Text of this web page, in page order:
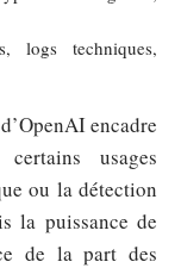
logs techniques,
d’OpenAI encadre
usages
ou la détection
la puissance de
de la part des